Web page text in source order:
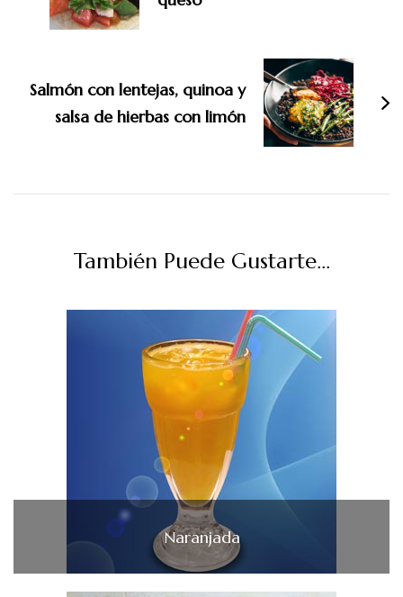
Salmón con lentejas, quinoa y
salsa de hierbas con limón
También Puede Gustarte...
Naranjada